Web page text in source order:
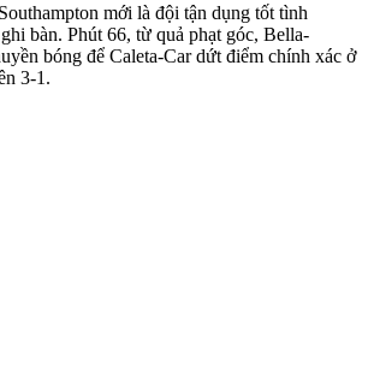
mới là đội tận dụng tốt tình
bàn. Phút 66, từ quả phạt góc, Bella-
bóng để Caleta-Car dứt điểm chính xác ở
3-1.